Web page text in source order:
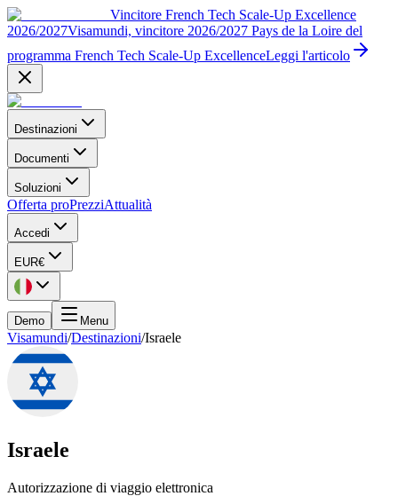
Vincitore French Tech Scale-Up Excellence
2026/2027Visamundi, vincitore 2026/2027 Pays de la Loire del
programma French Tech Scale-Up ExcellenceLeggi l'articolo
Destinazioni
Documenti
Soluzioni
Offerta proPrezziAttualità
Accedi
EUR€
Demo Menu
Visamundi/Destinazioni/Israele
Israele
Autorizzazione di viaggio elettronica